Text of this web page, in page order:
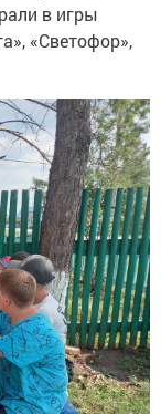
в игры
«Светофор»,